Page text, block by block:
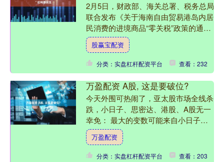
2月5日，财政部、海关总署、税务总局
联合发布《关于海南自由贸易港岛内居
民消费的进境商品“零关税”政策的通
知》（以下简称《通知》），明确对海
南自贸港岛内居民在指定....
股赢宝配资
分类：实盘杠杆配资平台 查看：232
万盈配资 A股, 这是要破位?
今天外围可热闹了，亚太股市场全线杀
跌，小日子、思密达、港股、A股无一
幸免： 最大的变数可能来自小日子央
行加息。据日经中文网消息，小日子央
行12月18日—19日将....
万盈配资
分类：实盘杠杆配资平台 查看：203